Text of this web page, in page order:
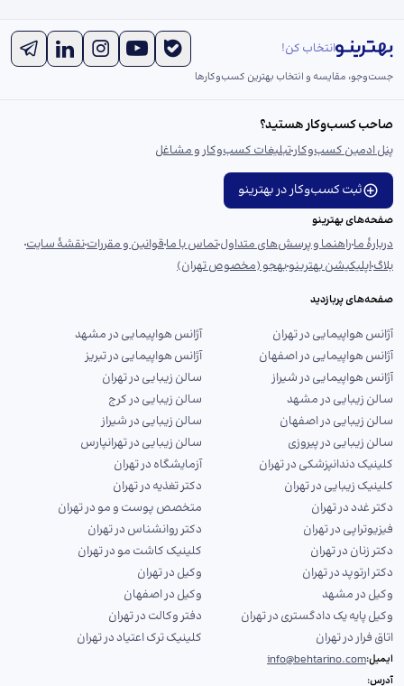
انتخاب کن!
جست‌و‌جو، مقایسه و انتخاب بهترین کسب‌وکارها
صاحب کسب‌وکار هستید؟
پنل ادمین کسب‌وکارتبلیغات کسب‌وکار و مشاغل
ثبت کسب‌وکار در بهترینو
صفحه‌های بهترینو
دربارهٔ ماراهنما و پرسش‌های متداولتماس با ماقوانین و مقرراتنقشهٔ سایت
بلاگاپلیکیشن بهترینوبهجو (مخصوص تهران)
صفحه‌های پربازدید
آژانس هواپیمایی در تهران
آژانس هواپیمایی در مشهد
آژانس هواپیمایی در اصفهان
آژانس هواپیمایی در تبریز
آژانس هواپیمایی در شیراز
سالن زیبایی در تهران
سالن زیبایی در مشهد
سالن زیبایی در کرج
سالن زیبایی در اصفهان
سالن زیبایی در شیراز
سالن زیبایی در پیروزی
سالن زیبایی در تهرانپارس
کلینیک دندانپزشکی در تهران
آزمایشگاه در تهران
کلینیک زیبایی در تهران
دکتر تغذیه در تهران
دکتر غدد در تهران
متخصص پوست و مو در تهران
فیزیوتراپی در تهران
دکتر روانشناس در تهران
دکتر زنان در تهران
کلینیک کاشت مو در تهران
دکتر ارتوپد در تهران
وکیل در تهران
وکیل در مشهد
وکیل در اصفهان
وکیل پایه یک دادگستری در تهران
دفتر وکالت در تهران
اتاق فرار در تهران
کلینیک ترک اعتیاد در تهران
ایمیل:info@behtarino.com
آدرس: